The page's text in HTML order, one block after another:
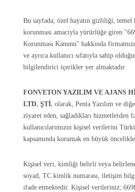
Bu sayfada; özel hayatın gizliliği,
korunması amacıyla yürürlüğe giren
Korunması Kanunu" hakkında
ve ayrıca kullanıcı sıfatıyla sahip
bilgilendirici içerikler yer almaktadır.
FONVETON YAZILIM VE AJANS
LTD. ŞTİ. olarak, Penta Yazılım ve
ziyaret eden, sağladıkları hizmetlerden
kullanıcılarımızın kişisel verilerini
kapsamında korumak en büyük
Kişisel veri, kimliği belirli veya
soyad, TC kimlik numarası, iletişim
ifade etmektedir. Kişisel verileriniz;